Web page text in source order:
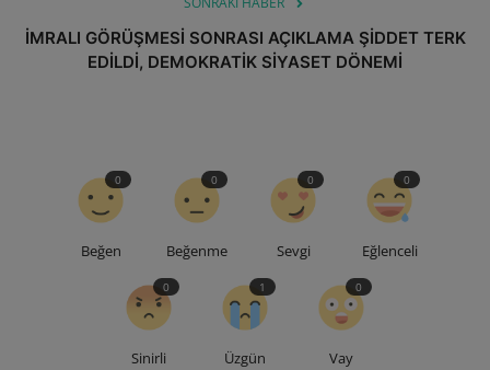
İMRALI GÖRÜŞMESİ SONRASI AÇIKLAMA ŞİDDET TERK
EDİLDİ, DEMOKRATİK SİYASET DÖNEMİ
Beğen
0
Beğenme
0
Sevgi
0
Eğlenceli
0
Sinirli
0
Üzgün
1
Vay
0